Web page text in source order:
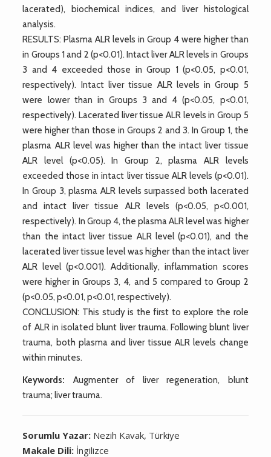
lacerated), biochemical indices, and liver histological
analysis.
RESULTS: Plasma ALR levels in Group 4 were higher than
in Groups 1 and 2 (p<0.01). Intact liver ALR levels in Groups
3 and 4 exceeded those in Group 1 (p<0.05, p<0.01,
respectively). Intact liver tissue ALR levels in Group 5
were lower than in Groups 3 and 4 (p<0.05, p<0.01,
respectively). Lacerated liver tissue ALR levels in Group 5
were higher than those in Groups 2 and 3. In Group 1, the
plasma ALR level was higher than the intact liver tissue
ALR level (p<0.05). In Group 2, plasma ALR levels
exceeded those in intact liver tissue ALR levels (p<0.01).
In Group 3, plasma ALR levels surpassed both lacerated
and intact liver tissue ALR levels (p<0.05, p<0.001,
respectively). In Group 4, the plasma ALR level was higher
than the intact liver tissue ALR level (p<0.01), and the
lacerated liver tissue level was higher than the intact liver
ALR level (p<0.001). Additionally, inflammation scores
were higher in Groups 3, 4, and 5 compared to Group 2
(p<0.05, p<0.01, p<0.01, respectively).
CONCLUSION: This study is the first to explore the role
of ALR in isolated blunt liver trauma. Following blunt liver
trauma, both plasma and liver tissue ALR levels change
within minutes.
Keywords: Augmenter of liver regeneration, blunt
trauma; liver trauma.
Sorumlu Yazar: Nezih Kavak, Türkiye
Makale Dili: İngilizce